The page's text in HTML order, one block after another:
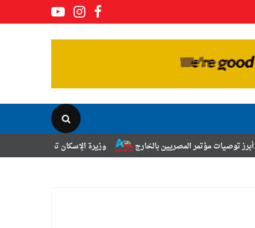
وزيرة الإسكان تعلن نتائج قرعة تخصيص أراضي بالخارج